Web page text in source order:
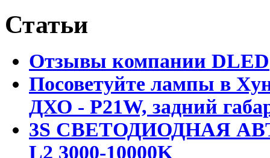
Статьи
Отзывы компании DLED
Посоветуйте лампы в
ДХО - P21W, задний
3S СВЕТОДИОДНАЯ
L2 3000-10000K